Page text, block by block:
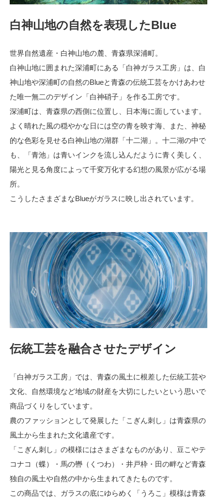
白神山地の自然を表現したBlue
世界自然遺産・白神山地の麓、青森県深浦町。
白神山地に囲まれた深浦町にある「白神ガラス工房」は、白
神山地や深浦町の自然のBlueと青森の伝統工芸をかけあわせ
た唯一無二のデザイン「白神硝子」を作る工房です。
深浦町は、青森県の西側に位置し、日本海に面しています。
よく晴れた風の穏やかな日には空の青を映す海、また、神秘
的な色彩を見せる白神山地の湖群「十二湖」。十二湖の中で
も、「青池」は青いインクを流し込んだように青く美しく、
陽光と見る角度によって千変万化する幻想の風景が広がる場
所。
こうしたさまざまなBlueがガラスに映し出されています。
伝統工芸を融合させたデザイン
「白神ガラス工房」では、青森の風土に根差した伝統工芸や
文化、自然環境など地域の財産を大切にしたいという思いで
商品づくりをしています。
農のファッションとして発展した「こぎん刺し」は青森県の
風土から生まれた文化遺産です。
「こぎん刺し」の模様にはさまざまなものがあり、豆こやテ
コナコ（蝶）・馬の轡（くつわ）・井戸枠・田の畔など青森
独自の風土や自然の中から生まれてきたものです。
この商品では、ガラスの底にゆらめく「うろこ」模様は青森